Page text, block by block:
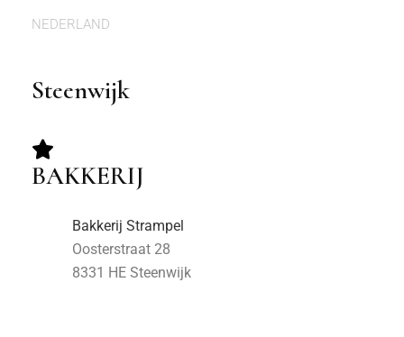
NEDERLAND
Steenwijk
BAKKERIJ
Bakkerij Strampel
Oosterstraat 28
8331 HE Steenwijk